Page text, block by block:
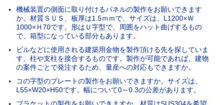
機械装置の側面に取り付けるパネルの製作をお願いできます
か。材質ＳＵＳ、板厚は1.5ｍｍで、サイズは、L1200×Ｗ
1000×Ｈ70です。形はＵ字型で、周囲をハット曲げするもの
で、箱型になっている部分もあります。
ビルなどに使用される建築用金物を製作頂ける先を探していま
す。柱や支柱を接合するものです。製作が可能であれば、建物
の案件ごとで発注するため、量産への対応もできますか。
コの字型のプレートの製作をお願いできますか。サイズは、
L55×W20×H50です。幅について0～0.3の公差があります。